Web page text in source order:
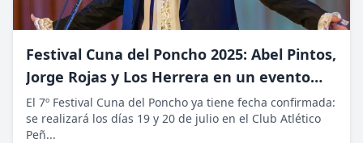
Festival Cuna del Poncho 2025: Abel Pintos,
Jorge Rojas y Los Herrera en un evento
imperdible en Belén
El 7º Festival Cuna del Poncho ya tiene fecha confirmada:
se realizará los días 19 y 20 de julio en el Club Atlético
Peñ...